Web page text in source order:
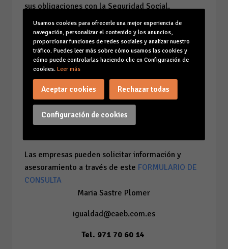
sus obligaciones con la Seguridad Social.
Contar con el correspondiente plan de igualdad
en el caso de las empresas obligadas (elaborado y
aprobado por el REGCON).
Cabe recordar que las empresas de 50 a más
personas en plantilla tienen la obligación de
elaborar un Plan de Igualdad. Esta obligatoriedad
también puede venir dada por el Convenio
Colectivo o por una sanción de la Autoridad
Las empresas pueden solicitar información y
asesoramiento a través de este FORMULARIO DE
CONSULTA
Maria Sastre Plomer
igualdad@caeb.com.es
Tel. 971 70 60 14
Usamos cookies para ofrecerle una mejor experiencia de
navegación, personalizar el contenido y los anuncios,
proporcionar funciones de redes sociales y analizar nuestro
tráfico. Puedes leer más sobre cómo usamos las cookies y
cómo puede controlarlas haciendo clic en Configuración de
cookies. Leer más
Configuración de cookies
Aceptar cookies Rechazar todas